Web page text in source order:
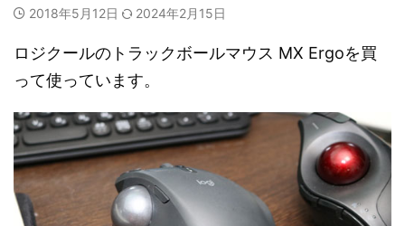
2018年5月12日 2024年2月15日
ロジクールのトラックボールマウス MX Ergoを買
って使っています。